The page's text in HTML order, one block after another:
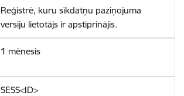
Reģistrē, kuru sīkdatņu paziņojuma
versiju lietotājs ir apstiprinājis.
1 mēnesis
SESS<ID>